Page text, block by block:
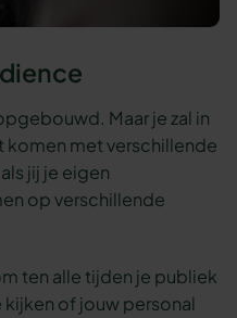
Maar je zal in
met verschillende
jij je eigen
op verschillende
ten alle tijden je publiek
kijken of jouw personal